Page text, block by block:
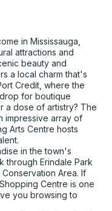
in Mississauga,
attractions and
beauty and
a local charm that's
Credit, where the
for boutique
a dose of artistry? The
impressive array of
Arts Centre hosts
in the town's
through Erindale Park
Area. If
Centre is one
you browsing to